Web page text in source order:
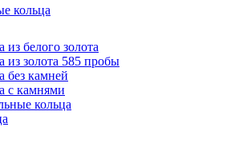
кольца
белого золота
из золота 585 пробы
без камней
с камнями
кольца